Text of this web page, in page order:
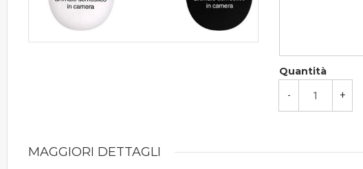
Quantità
- +
MAGGIORI DETTAGLI